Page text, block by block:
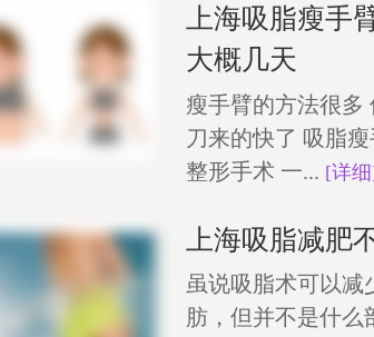
上海吸脂瘦手
大概几天
瘦手臂的方法很多
刀来的快了 吸脂
整形手术 一... [详
上海吸脂减肥
虽说吸脂术可以减
肪，但并不是什么